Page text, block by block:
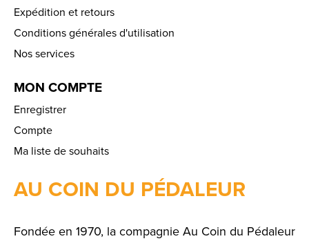
Expédition et retours
Conditions générales d'utilisation
Nos services
MON COMPTE
Enregistrer
Compte
Ma liste de souhaits
AU COIN DU PÉDALEUR
Fondée en 1970, la compagnie Au Coin du Pédaleur